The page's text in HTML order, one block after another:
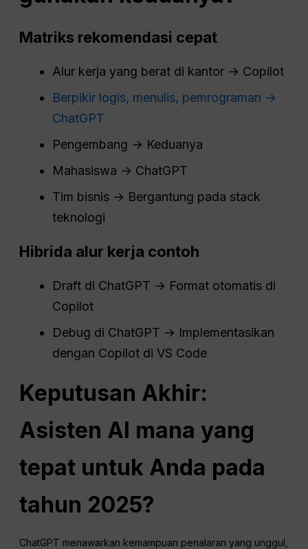
Matriks rekomendasi cepat
Alur kerja yang berat di kantor → Copilot
Berpikir logis, menulis, pemrograman →
ChatGPT
Pengembang → Keduanya
Mahasiswa → ChatGPT
Tim bisnis → Bergantung pada stack
teknologi
Hibrida alur kerja contoh
Draft di ChatGPT → Format otomatis di
Copilot
Debug di ChatGPT → Implementasikan
dengan Copilot di VS Code
Keputusan Akhir:
Asisten AI mana yang
tepat untuk Anda pada
tahun 2025?
ChatGPT menawarkan kemampuan penalaran yang unggul,